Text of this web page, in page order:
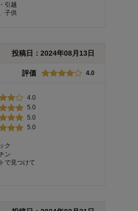
引越
子供
投稿日： 2024年08月13日
評価 4.0
4.0
5.0
5.0
5.0
ク
ン
で見つけて